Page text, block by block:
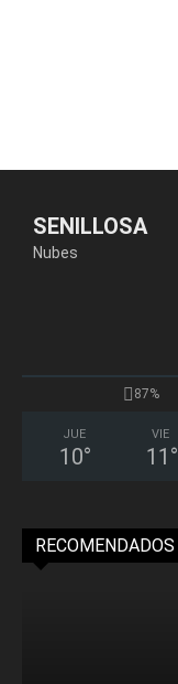
SENILLOSA
Nubes
87%
JUE
10°
VIE
11 °
RECOMENDADOS